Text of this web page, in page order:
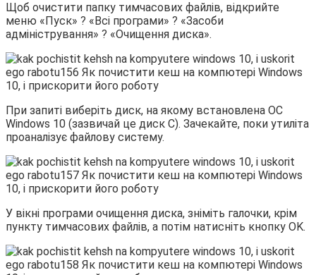
Щоб очистити папку тимчасових файлів, відкрийте
меню «Пуск» ? «Всі програми» ? «Засоби
адміністрування» ? «Очищення диска».
При запиті виберіть диск, на якому встановлена ОС
Windows 10 (зазвичай це диск C). Зачекайте, поки утиліта
проаналізує файлову систему.
У вікні програми очищення диска, зніміть галочки, крім
пункту тимчасових файлів, а потім натисніть кнопку OK.